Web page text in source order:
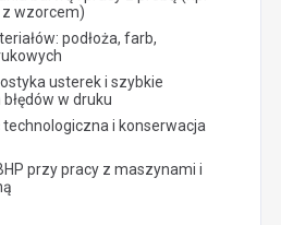
wzorcem)
podłoża, farb,
usterek i szybkie
w druku
technologiczna i konserwacja
przy pracy z maszynami i